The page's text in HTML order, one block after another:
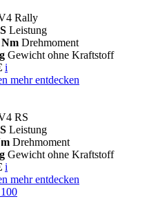
Rally
Leistung
Nm Drehmoment
Gewicht ohne Kraftstoff
i
mehr entdecken
RS
Leistung
Drehmoment
Gewicht ohne Kraftstoff
i
mehr entdecken